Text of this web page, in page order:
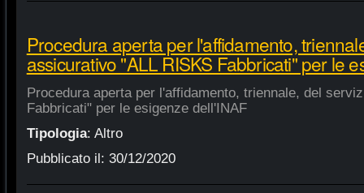
Procedura aperta per l'affidamento,
assicurativo "ALL RISKS Fabbricati" per le
Procedura aperta per l'affidamento, triennale, del
Fabbricati" per le esigenze dell'INAF
Tipologia: Altro
Pubblicato il: 30/12/2020